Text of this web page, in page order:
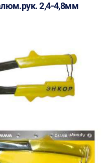
2,4-4,8мм